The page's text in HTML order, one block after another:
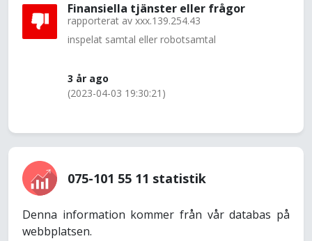
Finansiella tjänster eller frågor
rapporterat av xxx.139.254.43
inspelat samtal eller robotsamtal
3 år ago
(2023-04-03 19:30:21)
075-101 55 11 statistik
Denna information kommer från vår databas på
webbplatsen.